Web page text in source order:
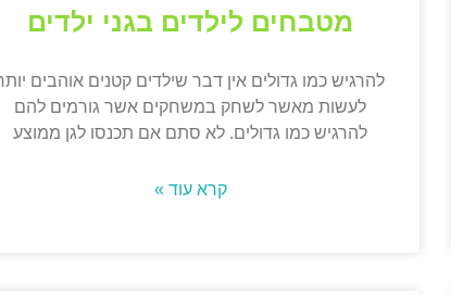
מטבחים לילדים בגני ילדים
להרגיש כמו גדולים אין דבר שילדים קטנים אוהבים
לעשות מאשר לשחק במשחקים אשר גורמים להם
להרגיש כמו גדולים. לא סתם אם תכנסו לגן ממוצע
קרא עוד »